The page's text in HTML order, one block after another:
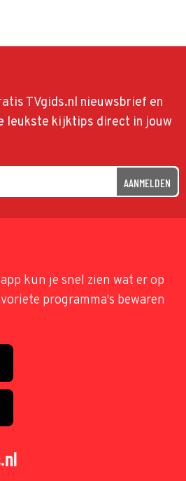
TVgids.nl nieuwsbrief en
leukste kijktips direct in jouw
AANMELDEN
kun je snel zien wat er op
programma's bewaren